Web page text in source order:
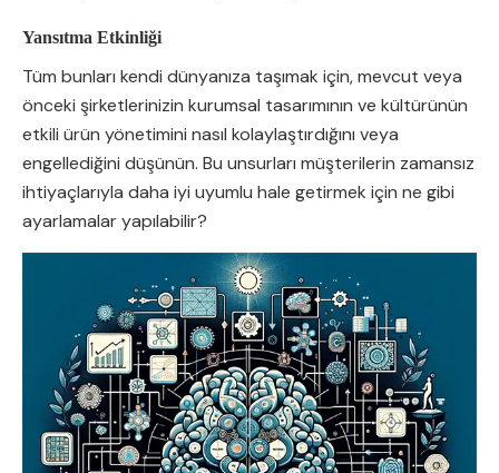
Yansıtma Etkinliği
Tüm bunları kendi dünyanıza taşımak için, mevcut veya
önceki şirketlerinizin kurumsal tasarımının ve kültürünün
etkili ürün yönetimini nasıl kolaylaştırdığını veya
engellediğini düşünün. Bu unsurları müşterilerin zamansız
ihtiyaçlarıyla daha iyi uyumlu hale getirmek için ne gibi
ayarlamalar yapılabilir?